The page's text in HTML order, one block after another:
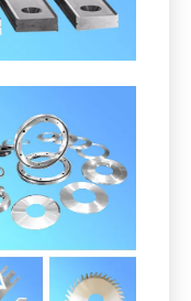
mit effizienten
und
usw.